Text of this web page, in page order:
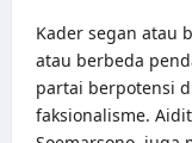
Kader segan atau
atau berbeda
partai berpotensi
faksionalisme.